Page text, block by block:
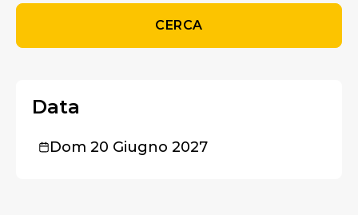
CERCA
Data
Dom 20 Giugno 2027